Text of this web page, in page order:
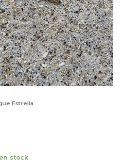
Estrella
stock